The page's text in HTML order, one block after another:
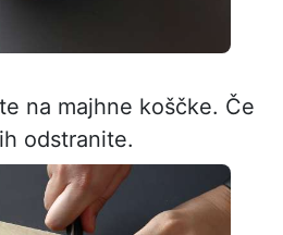
na majhne koščke. Če
odstranite.